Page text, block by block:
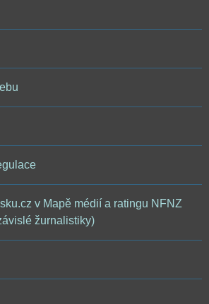
v Mapě médií a ratingu NFNZ
žurnalistiky)